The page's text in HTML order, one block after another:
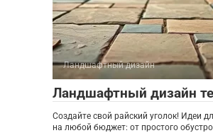
Ландшафтный дизайн
Ландшафтный дизайн
Создайте свой райский уголок! Идеи
на любой бюджет: от простого